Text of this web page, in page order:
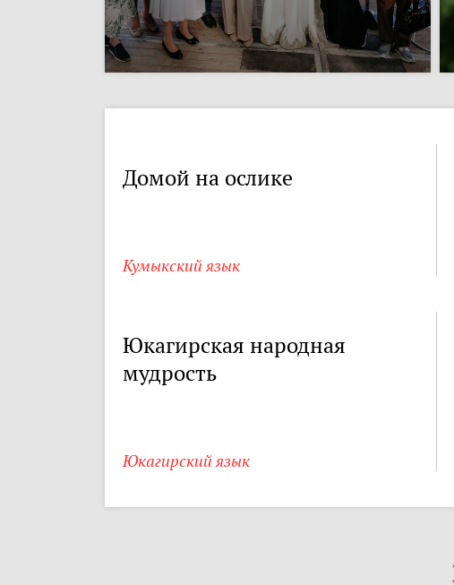
Домой на ослике
Кумыкский язык
Юкагирская народная
мудрость
Юкагирский язык